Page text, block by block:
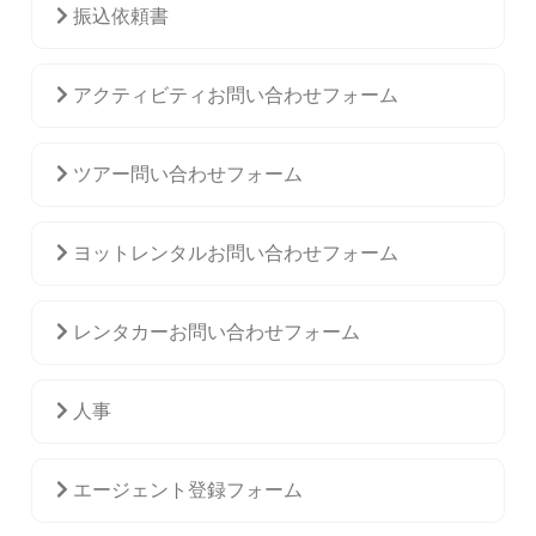
振込依頼書
アクティビティお問い合わせフォーム
ツアー問い合わせフォーム
ヨットレンタルお問い合わせフォーム
レンタカーお問い合わせフォーム
人事
エージェント登録フォーム